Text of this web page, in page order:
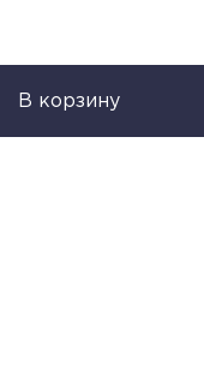
В корзину